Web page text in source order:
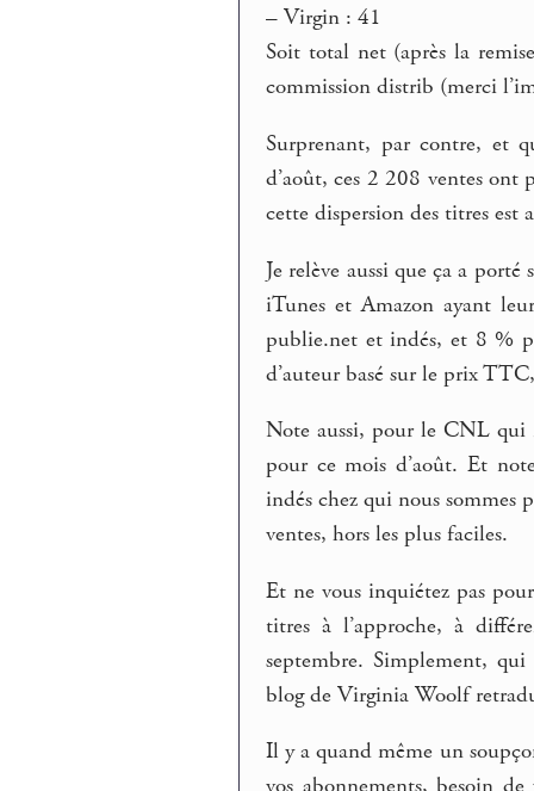
– Virgin : 41
Soit total net (après la
commission distrib (merci
Surprenant, par contre, et
d’août, ces 2 208 ventes
cette dispersion des titres est
Je relève aussi que ça a
iTunes et Amazon ayant
publie.net et indés, et 8 %
d’auteur basé sur le prix
Note aussi, pour le CNL qui
pour ce mois d’août. Et
indés chez qui nous
ventes, hors les plus faciles.
Et ne vous inquiétez pas
titres à l’approche, à
septembre. Simplement, qui
blog de Virginia Woolf
Il y a quand même un